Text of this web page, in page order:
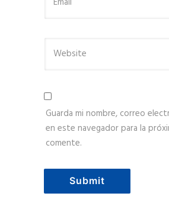
Guarda mi nombre, correo
en este navegador para la
comente.